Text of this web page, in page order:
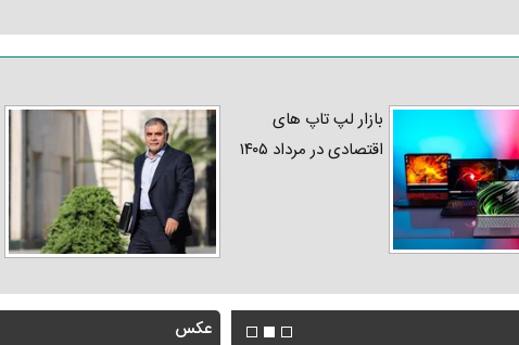
بازار لپ‌ تاپ‌ های
اقتصادی در مرداد ۱۴۰۵
عکس